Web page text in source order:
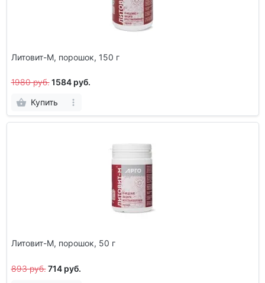
Литовит-М, порошок, 150 г
1980 руб. 1584 руб.
Купить
Литовит-М, порошок, 50 г
893 руб. 714 руб.